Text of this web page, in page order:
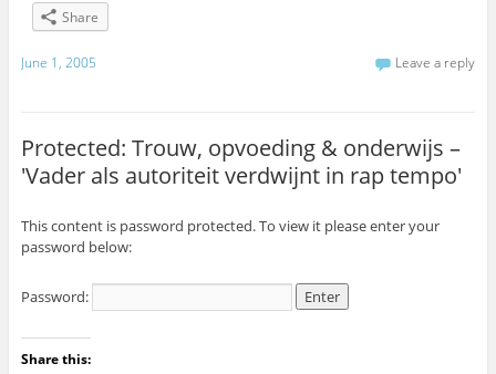
Share
June 1, 2005 Leave a reply
Protected: Trouw, opvoeding & onderwijs –
'Vader als autoriteit verdwijnt in rap tempo'
This content is password protected. To view it please enter your
password below:
Password:
Share this: